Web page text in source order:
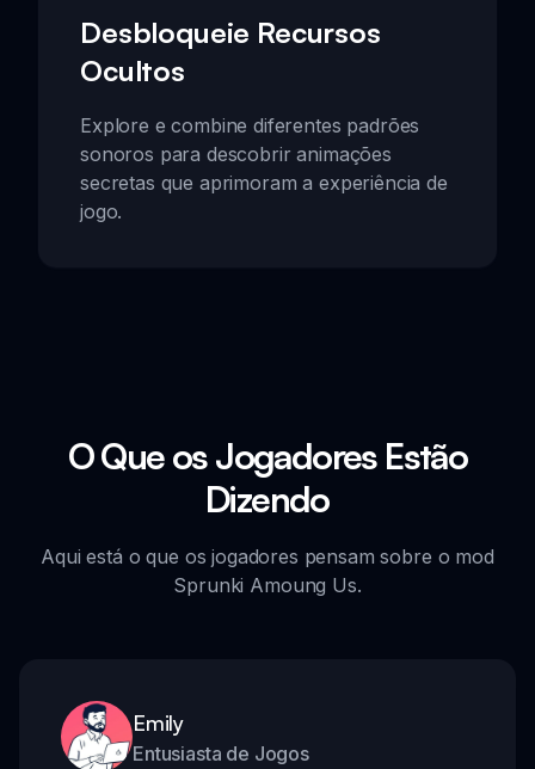
Desbloqueie Recursos
Ocultos
Explore e combine diferentes padrões
sonoros para descobrir animações
secretas que aprimoram a experiência de
jogo.
O Que os Jogadores Estão
Dizendo
Aqui está o que os jogadores pensam sobre o mod
Sprunki Amoung Us.
Emily
Entusiasta de Jogos